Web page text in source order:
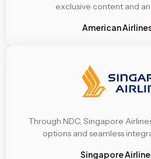
exclusive content and
American
Through NDC, Singapore
options and seamless
Singapore